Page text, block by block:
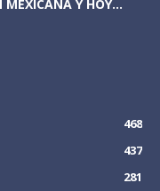
MEXICANA Y HOY...
468
437
281